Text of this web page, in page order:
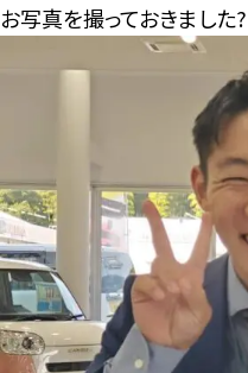
お写真を撮っておきました?